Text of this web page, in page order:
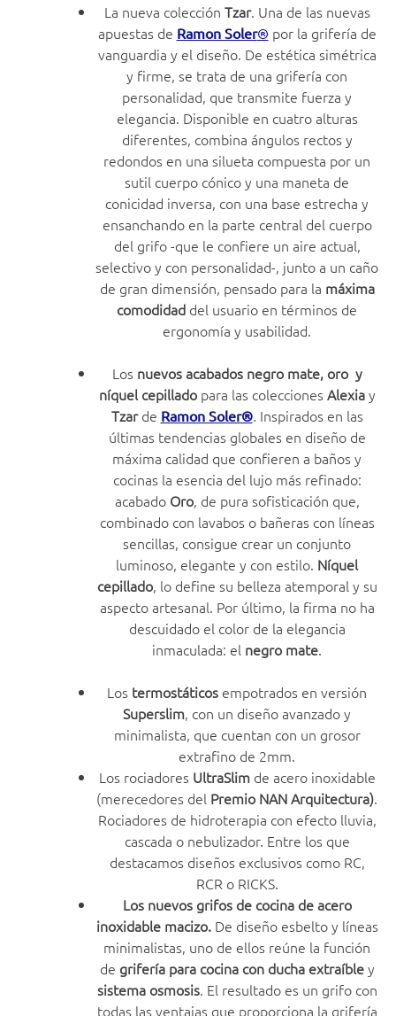
La nueva colección Tzar. Una de las nuevas
apuestas de Ramon Soler® por la grifería de
vanguardia y el diseño. De estética simétrica
y firme, se trata de una grifería con
personalidad, que transmite fuerza y
elegancia. Disponible en cuatro alturas
diferentes, combina ángulos rectos y
redondos en una silueta compuesta por un
sutil cuerpo cónico y una maneta de
conicidad inversa, con una base estrecha y
ensanchando en la parte central del cuerpo
del grifo -que le confiere un aire actual,
selectivo y con personalidad-, junto a un caño
de gran dimensión, pensado para la máxima
comodidad del usuario en términos de
ergonomía y usabilidad.
Los nuevos acabados negro mate, oro y
níquel cepilladopara las colecciones Alexiay
Tzarde Ramon Soler®. Inspirados en las
últimas tendencias globales en diseño de
máxima calidad que confieren a baños y
cocinas la esencia del lujo más refinado:
acabado Oro, de pura sofisticación que,
combinado con lavabos o bañeras con líneas
sencillas, consigue crear un conjunto
luminoso, elegante y con estilo. Níquel
cepillado, lo define su belleza atemporal y su
aspecto artesanal. Por último, la firma no ha
descuidado el color de la elegancia
inmaculada: el negro mate.
Los termostáticos empotrados en versión
Superslim, con un diseño avanzado y
minimalista, que cuentan con un grosor
extrafino de 2mm.
Los rociadores UltraSlimde acero inoxidable
(merecedores del Premio NAN Arquitectura).
Rociadores de hidroterapia con efecto lluvia,
cascada o nebulizador. Entre los que
destacamos diseños exclusivos como RC,
RCR o RICKS.
Los nuevos grifos de cocina de acero
inoxidable macizo.De diseño esbelto y líneas
minimalistas, uno de ellos reúne la función
de grifería para cocina con ducha extraíbley
sistema osmosis. El resultado es un grifo con
todas las ventajas que proporciona la grifería